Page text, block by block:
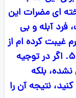
فرهیخته ای مضرات این
فرد آبله و بی
ترم غیبت کرده ام از
تعداد انگشتان دو دست بیشتر نیست. ۵. اگر در توجیه
بلکه
کنید، نتیجه آن را